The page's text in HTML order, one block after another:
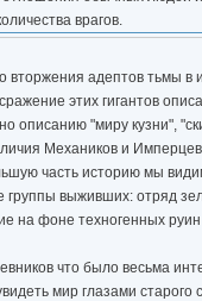
врагов.
адептов тьмы
этих гигантов
описанию "миру кузни",
Механиков и Имперцев
часть историю мы
выживших: отряд
на фоне техногенных
что было весьма
мир глазами